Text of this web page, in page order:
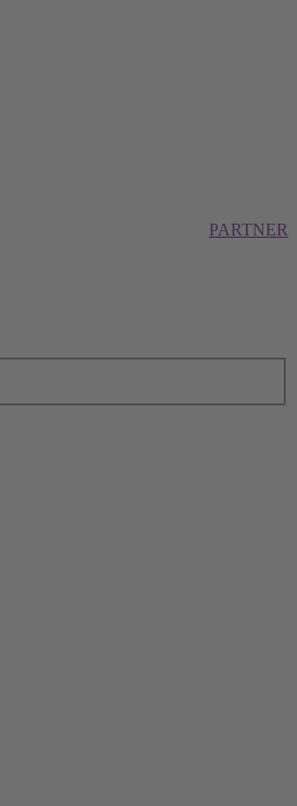
PARTNER